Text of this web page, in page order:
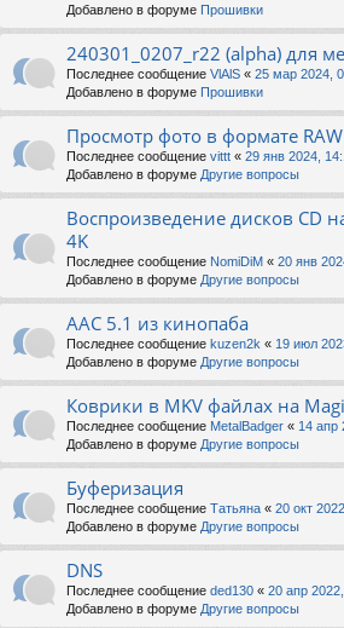
Добавлено в форуме Прошивки
240301_0207_r22 (alpha) для
Последнее сообщение VlAlS « 25 мар 2024,
Добавлено в форуме Прошивки
Просмотр фото в формате RAW
Последнее сообщение vittt « 29 янв 2024,
Добавлено в форуме Другие вопросы
Воспроизведение дисков CD
4K
Последнее сообщение NomiDiM « 20 янв
Добавлено в форуме Другие вопросы
AAC 5.1 из кинопаба
Последнее сообщение kuzen2k « 19 июл
Добавлено в форуме Другие вопросы
Коврики в MKV файлах на
Последнее сообщение MetalBadger « 14 апр
Добавлено в форуме Другие вопросы
Буферизация
Последнее сообщение Татьяна « 20 окт
Добавлено в форуме Другие вопросы
DNS
Последнее сообщение ded130 « 20 апр
Добавлено в форуме Другие вопросы